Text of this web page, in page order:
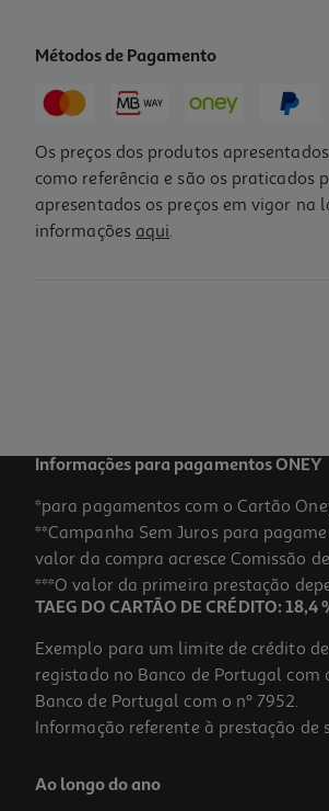
Métodos de Pagamento
Os preços dos produtos
como referência e são os praticados
apresentados os preços em vigor
informações aqui.
Informações para pagamentos ONEY
*para pagamentos com o Cartão
**Campanha Sem Juros para
valor da compra acresce Comissão
***O valor da primeira prestação
TAEG DO CARTÃO DE CRÉDITO: 18,4
Exemplo para um limite de crédito
registado no Banco de Portugal
Banco de Portugal com o nº 7952.
Informação referente à prestação de
Ao longo do ano